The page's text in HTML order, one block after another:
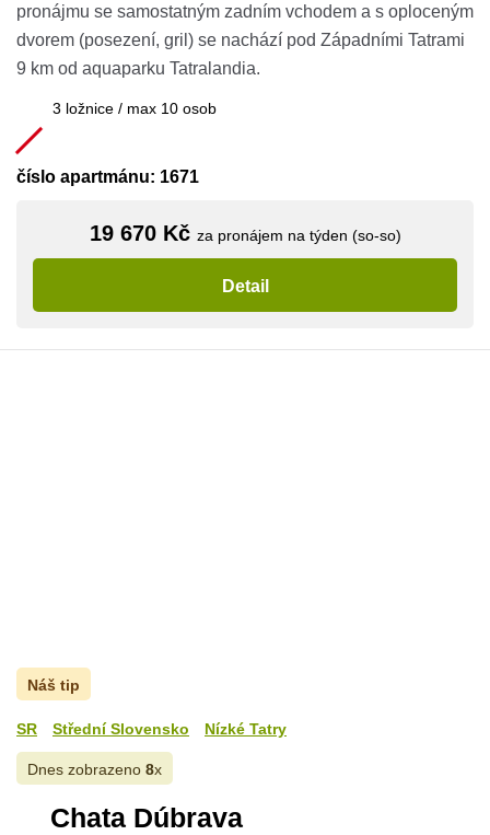
pronájmu se samostatným zadním vchodem a s oploceným
dvorem (posezení, gril) se nachází pod Západními Tatrami
9 km od aquaparku Tatralandia.
3 ložnice / max 10 osob
číslo apartmánu: 1671
19 670 Kč za pronájem na týden (so-so)
Detail
Náš tip
SR Střední Slovensko Nízké Tatry
Dnes zobrazeno 8x
Chata Dúbrava